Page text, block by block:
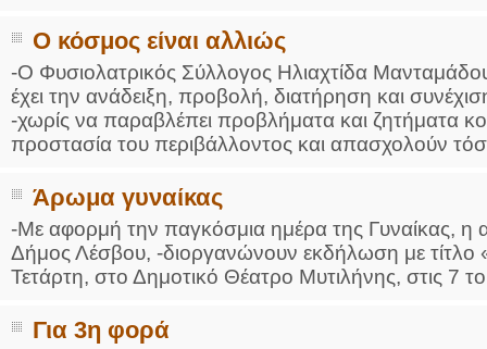
Ο κόσμος είναι αλλιώς
-O Φυσιολατρικός Σύλλογος Ηλιαχτίδα
έχει την ανάδειξη, προβολή, διατήρηση και
-χωρίς να παραβλέπει προβλήματα και ζητήματα
προστασία του περιβάλλοντος και απασχολούν
Άρωμα γυναίκας
-Με αφορμή την παγκόσμια ημέρα της Γυναίκας, η
Δήμος Λέσβου, -διοργανώνουν εκδήλωση με
Τετάρτη, στο Δημοτικό Θέατρο Μυτιλήνης, στις 7
Για 3η φορά